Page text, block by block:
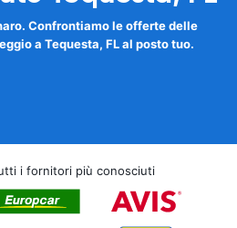
Confrontiamo le offerte delle
a Tequesta, FL al posto tuo.
i fornitori più conosciuti